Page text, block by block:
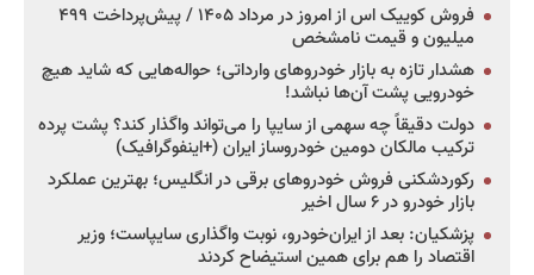
فروش کوییک اس از امروز در مرداد ۱۴۰۵ / پیش‌پرداخت ۴۹۹
میلیون و قیمت نامشخص
هشدار تازه به بازار خودروهای وارداتی؛ حواله‌هایی که شاید هیچ
خودرویی پشت آن‌ها نباشد!
دولت دقیقاً چه سهمی از سایپا را می‌تواند واگذار کند؟ پشت پرده
ترکیب مالکان دومین خودروساز ایران (+اینفوگرافیک)
رکوردشکنی فروش خودروهای برقی در انگلیس؛ بهترین عملکرد
بازار خودرو در ۶ سال اخیر
پزشکیان: بعد از ایران‌خودرو، نوبت واگذاری سایپاست؛ وزیر
اقتصاد را هم برای همین استیضاح کردند